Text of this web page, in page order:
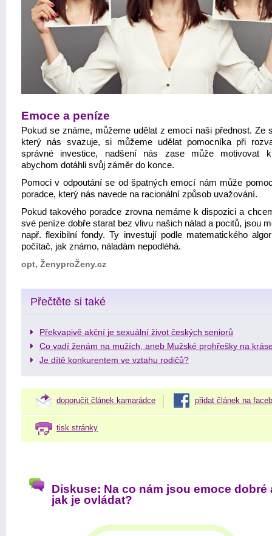
Emoce a peníze
Pokud se známe, můžeme udělat z emocí naši přednost. Ze
který nás svazuje, si můžeme udělat pomocníka při
správné investice, nadšení nás zase může motivovat
abychom dotáhli svůj záměr do konce.
Pomoci v odpoutání se od špatných emocí nám může
poradce, který nás navede na racionální způsob uvažování.
Pokud takového poradce zrovna nemáme k dispozici a
své peníze dobře starat bez vlivu našich nálad a pocitů, jsou
např. flexibilní fondy. Ty investují podle matematického
počítač, jak známo, náladám nepodléhá.
opt, ŽenyproŽeny.cz
Přečtěte si také
Překvapivě akční je sexuální život českých seniorů
Co vadí ženám na mužích, aneb Mužské prohřešky na
Je dítě konkurentem ve vztahu rodičů?
doporučit článek kamarádce přidat článek na
tisk stránky
Diskuse: Na co nám jsou emoce dobré
jak je ovládat?